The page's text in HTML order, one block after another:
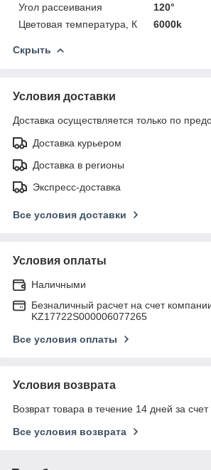
Угол рассеивания
120°
Цветовая температура, К
6000k
Скрыть
Условия доставки
Доставка осуществляется только по
Доставка курьером
Доставка в регионы
Экспресс-доставка
Все условия доставки
Условия оплаты
Наличными
Безналичный расчет на счет
KZ17722S000006077265
Все условия оплаты
Условия возврата
Возврат товара в течение 14 дней за счет
Все условия возврата